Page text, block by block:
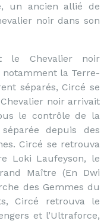
un ancien allié de
noir dans son
le Chevalier noir
notamment la Terre-
séparés, Circé se
noir arrivait
le contrôle de la
depuis des
Circé se retrouva
Loki Laufeyson, le
Maître (En Dwi
des Gemmes du
Circé retrouva le
et l’Ultraforce,